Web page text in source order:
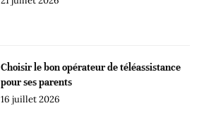
Choisir le bon opérateur de téléassistance
pour ses parents
16 juillet 2026